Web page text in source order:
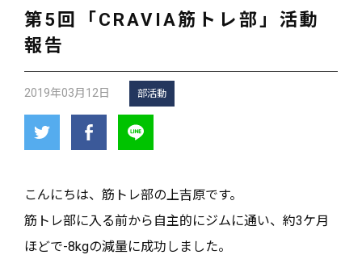
第5回「CRAVIA筋トレ部」活動
報告
2019年03月12日 部活動
こんにちは、筋トレ部の上吉原です。
筋トレ部に入る前から自主的にジムに通い、約3ケ月
ほどで-8kgの減量に成功しました。